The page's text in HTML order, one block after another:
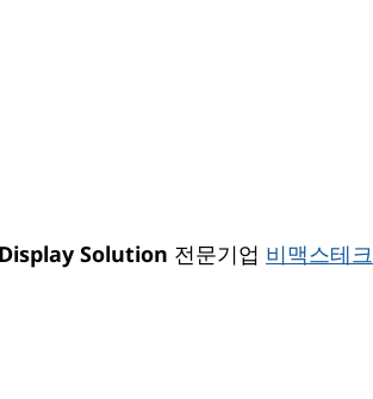
Display Solution 전문기업 비맥스테